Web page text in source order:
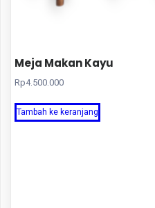
Meja Makan Kayu
Rp4.500.000
Tambah ke keranjang